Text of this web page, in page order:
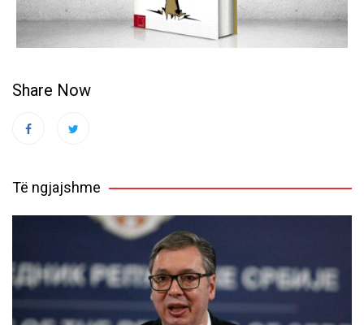
Share Now
Të ngjajshme